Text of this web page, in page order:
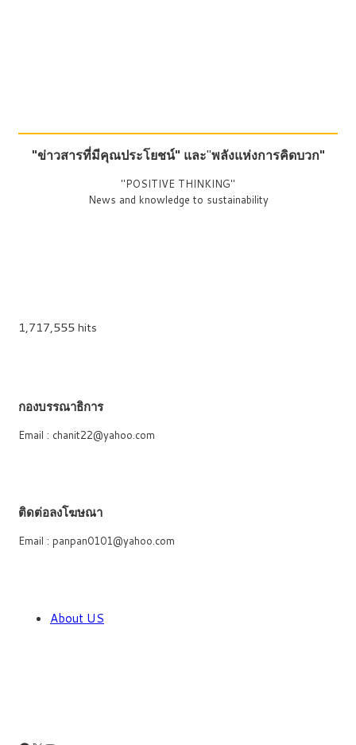
"ข่าวสารที่มีคุณประโยชน์" และ"พลังแห่งการคิดบวก"
"POSITIVE THINKING"
News and knowledge to sustainability
1,717,555 hits
กองบรรณาธิการ
Email : chanit22@yahoo.com
ติดต่อลงโฆษณา
Email : panpan0101@yahoo.com
About US